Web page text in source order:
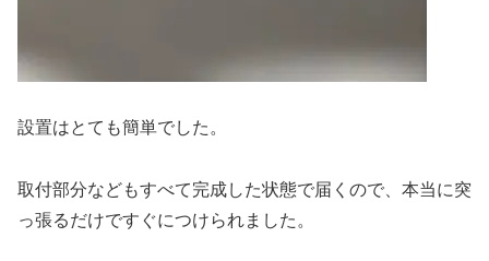
設置はとても簡単でした。
取付部分などもすべて完成した状態で届くので、本当に突
っ張るだけですぐにつけられました。